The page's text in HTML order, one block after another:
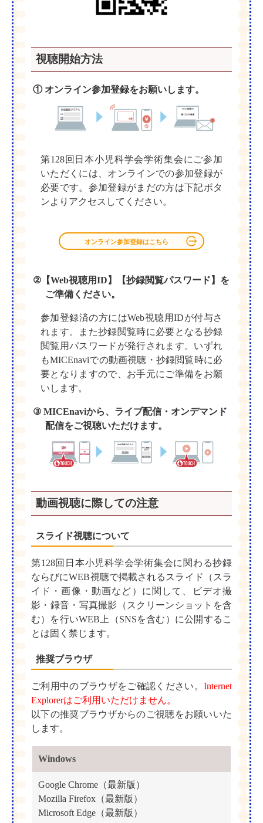
視聴開始方法
① オンライン参加登録をお願いします。
第128回日本小児科学会学術集会にご参加
いただくには、オンラインでの参加登録が
必要です。参加登録がまだの方は下記ボタ
ンよりアクセスしてください。
オンライン参加登録はこちら
②【Web視聴用ID】【抄録閲覧パスワード】を
ご準備ください。
参加登録済の方にはWeb視聴用IDが付与さ
れます。また抄録閲覧時に必要となる抄録
閲覧用パスワードが発行されます。いずれ
もMICEnaviでの動画視聴・抄録閲覧時に必
要となりますので、お手元にご準備をお願
いします。
③ MICEnaviから、ライブ配信・オンデマンド
配信をご視聴いただけます。
動画視聴に際しての注意
スライド視聴について
第128回日本小児科学会学術集会に関わる抄録
ならびにWEB視聴で掲載されるスライド（スラ
イド・画像・動画など）に関して、ビデオ撮
影・録音・写真撮影（スクリーンショットを含
む）を行いWEB上（SNSを含む）に公開するこ
とは固く禁じます。
推奨ブラウザ
ご利用中のブラウザをご確認ください。 Internet
Explorerはご利用いただけません。
以下の推奨ブラウザからのご視聴をお願いいた
します。
Windows
Google Chrome（最新版）
Mozilla Firefox（最新版）
Microsoft Edge（最新版）